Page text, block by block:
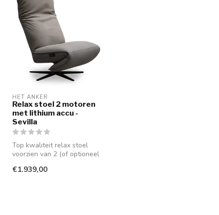
HET ANKER
Relax stoel 2 motoren
met lithium accu -
Sevilla
Top kwaliteit relax stoel
voorzien van 2 (of optioneel
€1.939,00